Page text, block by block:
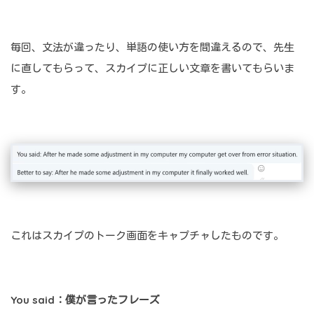
毎回、文法が違ったり、単語の使い方を間違えるので、先生
に直してもらって、スカイプに正しい文章を書いてもらいま
す。
これはスカイプのトーク画面をキャプチャしたものです。
You said：僕が言ったフレーズ